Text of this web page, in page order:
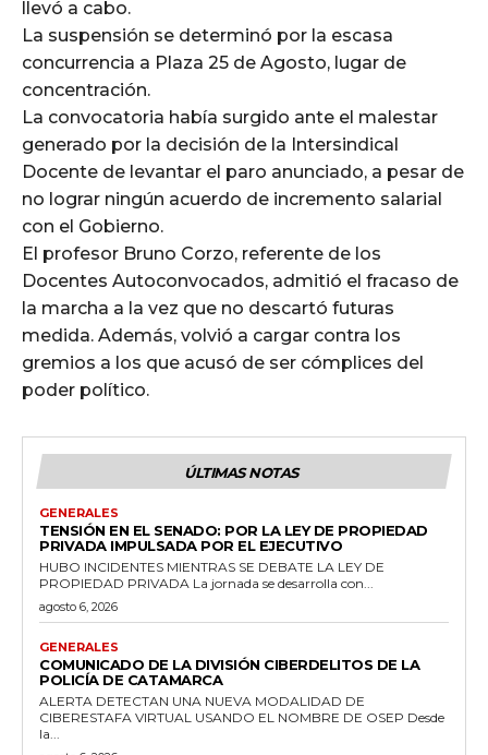
llevó a cabo.
La suspensión se determinó por la escasa
concurrencia a Plaza 25 de Agosto, lugar de
concentración.
La convocatoria había surgido ante el malestar
generado por la decisión de la Intersindical
Docente de levantar el paro anunciado, a pesar de
no lograr ningún acuerdo de incremento salarial
con el Gobierno.
El profesor Bruno Corzo, referente de los
Docentes Autoconvocados, admitió el fracaso de
la marcha a la vez que no descartó futuras
medida. Además, volvió a cargar contra los
gremios a los que acusó de ser cómplices del
poder político.
ÚLTIMAS NOTAS
GENERALES
TENSIÓN EN EL SENADO: POR LA LEY DE PROPIEDAD
PRIVADA IMPULSADA POR EL EJECUTIVO
HUBO INCIDENTES MIENTRAS SE DEBATE LA LEY DE
PROPIEDAD PRIVADA La jornada se desarrolla con...
agosto 6, 2026
GENERALES
COMUNICADO DE LA DIVISIÓN CIBERDELITOS DE LA
POLICÍA DE CATAMARCA
ALERTA DETECTAN UNA NUEVA MODALIDAD DE
CIBERESTAFA VIRTUAL USANDO EL NOMBRE DE OSEP Desde
la...